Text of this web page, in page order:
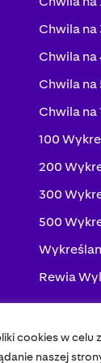
cookies w
naszej
Chwila
Chwila
Chwila
Chwila na
100
200
300
500
Rewia